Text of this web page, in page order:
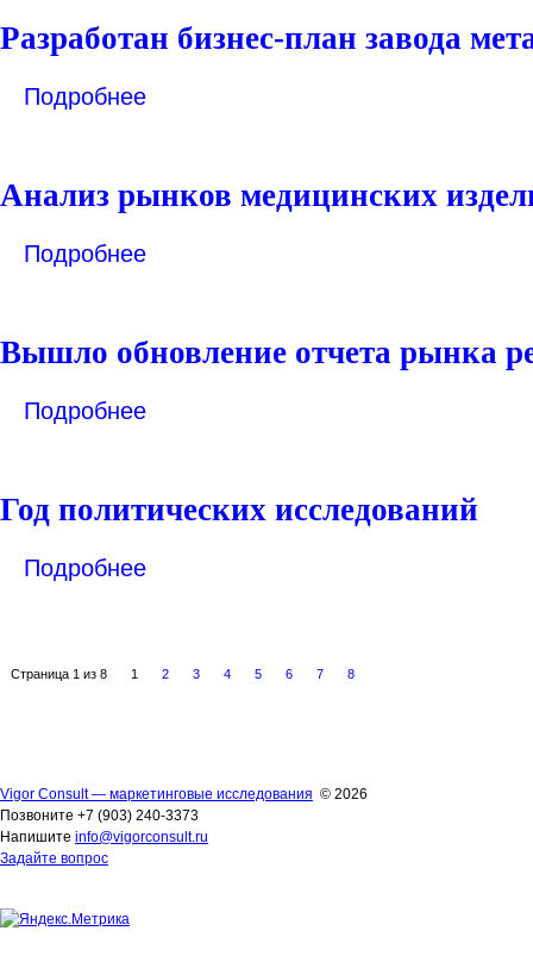
Разработан бизнес-план завода
Подробнее
Анализ рынков медицинских
Подробнее
Вышло обновление отчета рынка
Подробнее
Год политических исследований
Подробнее
Страница 1 из 8 1 2 3 4 5 6 7 8
Vigor Consult — маркетинговые исследования © 2026
Позвоните +7 (903) 240-3373
Напишите info@vigorconsult.ru
Задайте вопрос